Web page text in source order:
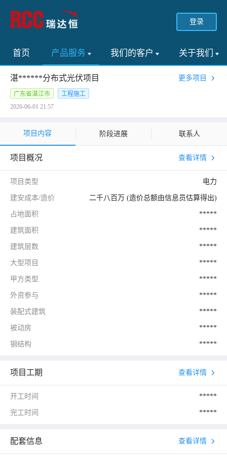
登录
首页 产品服务 我们的客户 关于我们
湛******分布式光伏项目 更多项目
广东省湛江市
工程施工
2026-06-01 21:57
项目内容 阶段进展 联系人
项目概况 查看详情
项目类型 电力
建安成本/造价 二千八百万 (造价总额由信息员估算得出)
占地面积 *****
建筑面积 *****
建筑层数 *****
大型项目 *****
甲方类型 *****
外资参与 *****
装配式建筑 *****
被动房 *****
钢结构 *****
项目工期 查看详情
开工时间 *****
完工时间 *****
配套信息 查看详情